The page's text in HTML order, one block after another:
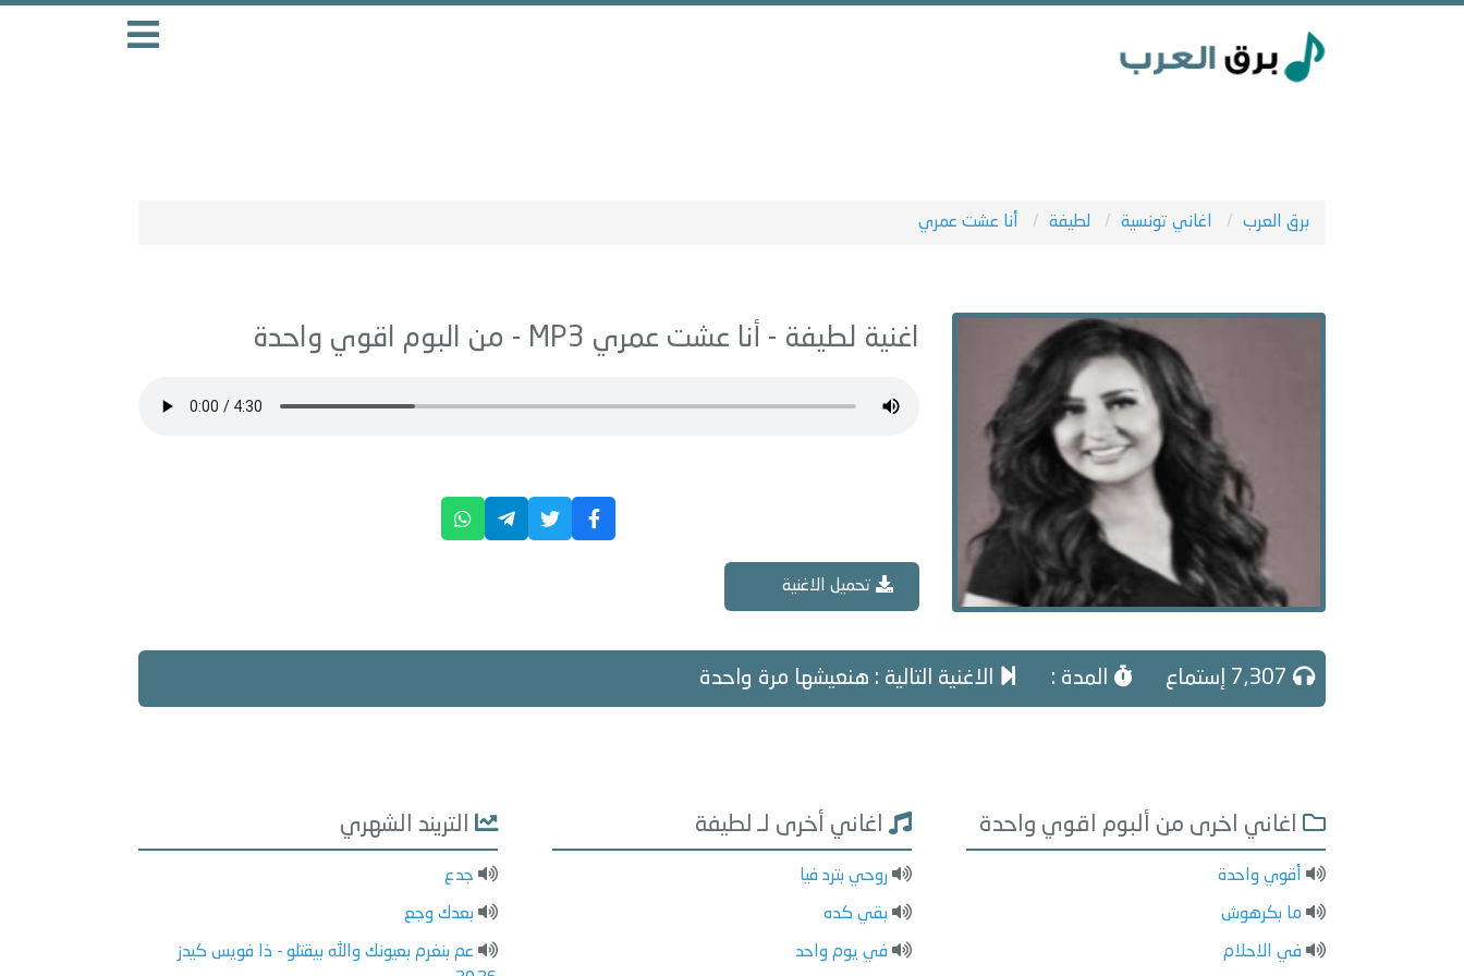
برق العرب اغاني تونسية لطيفة أنا عشت عمري
اغنية لطيفة - أنا عشت عمري اقوي واحدة
تحميل الاغنية
المدة : الاغنية التالية : هنعيشها مرة واحدة
اغاني اخرى من ألبوم اقوي واحدة
أقوي واحدة
ما بكرهوش
في الاحلام
اغاني أخرى لـ لطيفة
روحي بترد فيا
بقي كده
في يوم واحد
التريند الشهري
جدع
بعدك وجع
عم بنغرم بعيونك والله بيقتلو - ذا فويس كيدز